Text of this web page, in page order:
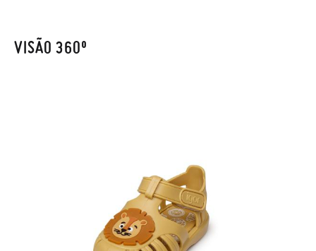
também será gratuita. Não tem que se preocupar com nada.
VISÃO 360º